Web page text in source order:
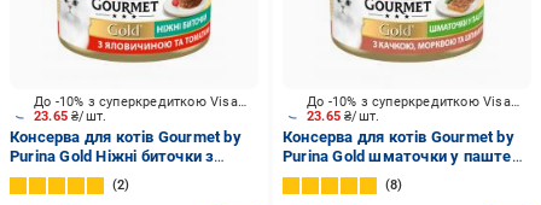
23.65₴/шт.
До -10% з суперкредиткою Visa Вигода
Консерва для котів Gourmet by
Purina Gold Ніжні биточки з
яловичиною і томатами 85 г
2
23.65₴/шт.
До -10% з суперкредиткою Visa Вигода
Консерва для котів Gourmet by
Purina Gold шматочки у паштеті
з качкою, морквою та
шпинатом 85 г
8